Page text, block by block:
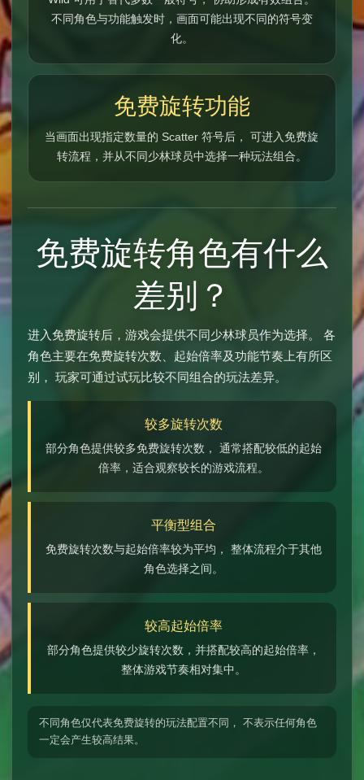
不同角色与功能触发时，画面可能出现不同的符号变
化。
免费旋转功能
当画面出现指定数量的 Scatter 符号后， 可进入免费旋
转流程，并从不同少林球员中选择一种玩法组合。
免费旋转角色有什么
差别？
进入免费旋转后，游戏会提供不同少林球员作为选择。 各
角色主要在免费旋转次数、起始倍率及功能节奏上有所区
别， 玩家可通过试玩比较不同组合的玩法差异。
较多旋转次数
部分角色提供较多免费旋转次数， 通常搭配较低的起始
倍率，适合观察较长的游戏流程。
平衡型组合
免费旋转次数与起始倍率较为平均， 整体流程介于其他
角色选择之间。
较高起始倍率
部分角色提供较少旋转次数，并搭配较高的起始倍率，
整体游戏节奏相对集中。
不同角色仅代表免费旋转的玩法配置不同， 不表示任何角色
一定会产生较高结果。